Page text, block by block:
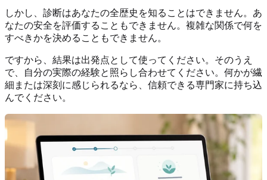
しかし、診断はあなたの全歴史を知ることはできません。あ
なたの安全を評価することもできません。複雑な関係で何を
すべきかを決めることもできません。
ですから、結果は出発点として使ってください。そのうえ
で、自分の実際の経験と照らし合わせてください。何かが繊
細または深刻に感じられるなら、信頼できる専門家に持ち込
んでください。